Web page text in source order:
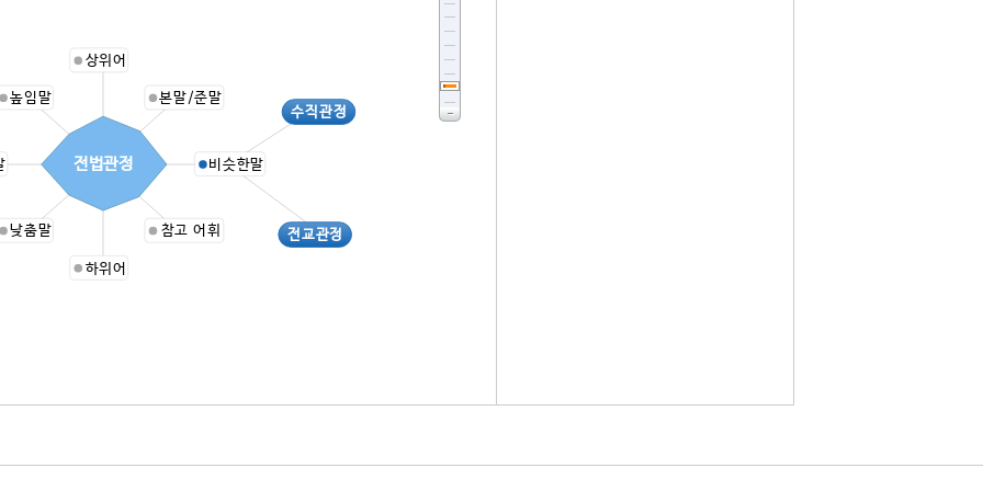
상위어
본말/준말
수직관정
전교관정
비슷한말
참고 어휘
하위어
낮춤말
높임말
전법관정